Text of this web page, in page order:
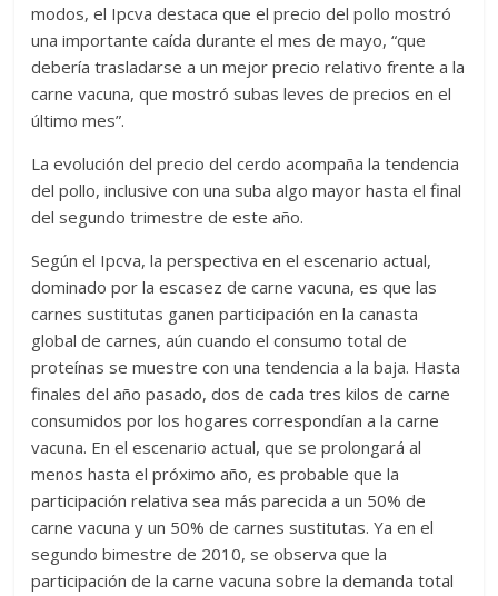
modos, el Ipcva destaca que el precio del pollo mostró
una importante caída durante el mes de mayo, “que
debería trasladarse a un mejor precio relativo frente a la
carne vacuna, que mostró subas leves de precios en el
último mes”.
La evolución del precio del cerdo acompaña la tendencia
del pollo, inclusive con una suba algo mayor hasta el final
del segundo trimestre de este año.
Según el Ipcva, la perspectiva en el escenario actual,
dominado por la escasez de carne vacuna, es que las
carnes sustitutas ganen participación en la canasta
global de carnes, aún cuando el consumo total de
proteínas se muestre con una tendencia a la baja. Hasta
finales del año pasado, dos de cada tres kilos de carne
consumidos por los hogares correspondían a la carne
vacuna. En el escenario actual, que se prolongará al
menos hasta el próximo año, es probable que la
participación relativa sea más parecida a un 50% de
carne vacuna y un 50% de carnes sustitutas. Ya en el
segundo bimestre de 2010, se observa que la
participación de la carne vacuna sobre la demanda total